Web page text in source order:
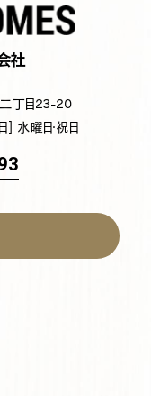
社
丁目23-20
] 水曜日・祝日